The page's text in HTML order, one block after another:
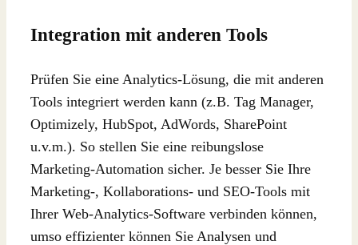
Integration mit anderen Tools
Prüfen Sie eine Analytics-Lösung, die mit anderen
Tools integriert werden kann (z.B. Tag Manager,
Optimizely, HubSpot, AdWords, SharePoint
u.v.m.). So stellen Sie eine reibungslose
Marketing-Automation sicher. Je besser Sie Ihre
Marketing-, Kollaborations- und SEO-Tools mit
Ihrer Web-Analytics-Software verbinden können,
umso effizienter können Sie Analysen und